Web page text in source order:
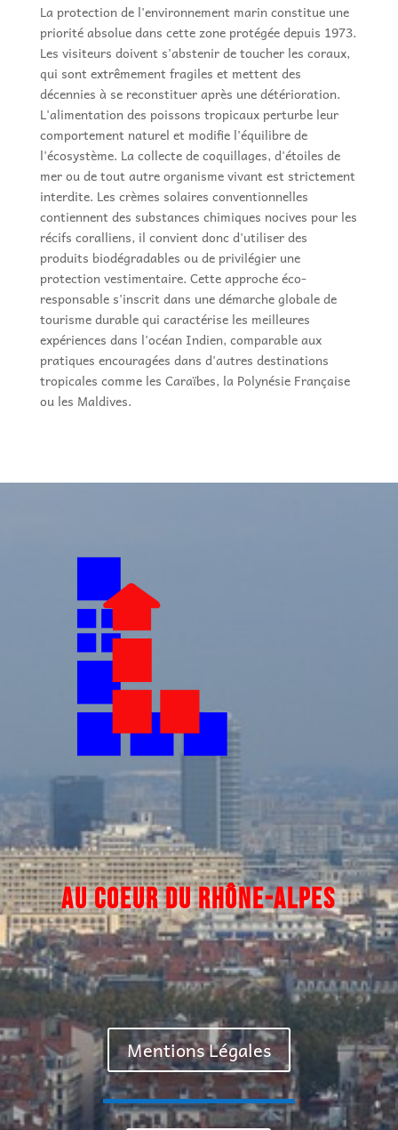
La protection de l'environnement marin constitue une
priorité absolue dans cette zone protégée depuis 1973.
Les visiteurs doivent s'abstenir de toucher les coraux,
qui sont extrêmement fragiles et mettent des
décennies à se reconstituer après une détérioration.
L'alimentation des poissons tropicaux perturbe leur
comportement naturel et modifie l'équilibre de
l'écosystème. La collecte de coquillages, d'étoiles de
mer ou de tout autre organisme vivant est strictement
interdite. Les crèmes solaires conventionnelles
contiennent des substances chimiques nocives pour les
récifs coralliens, il convient donc d'utiliser des
produits biodégradables ou de privilégier une
protection vestimentaire. Cette approche éco-
responsable s'inscrit dans une démarche globale de
tourisme durable qui caractérise les meilleures
expériences dans l'océan Indien, comparable aux
pratiques encouragées dans d'autres destinations
tropicales comme les Caraïbes, la Polynésie Française
ou les Maldives.
AU COEUR DURHÔNE-ALPES
Mentions Légales